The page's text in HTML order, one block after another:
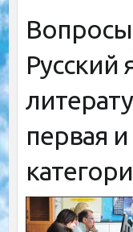
Вопросы
Русский
первая